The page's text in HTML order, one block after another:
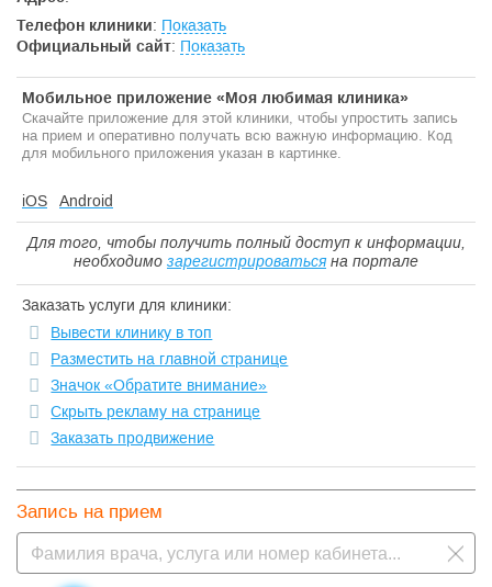
Телефон клиники: Показать
Официальный сайт: Показать
Мобильное приложение «Моя любимая клиника»
Скачайте приложение для этой клиники, чтобы упростить запись
на прием и оперативно получать всю важную информацию. Код
для мобильного приложения указан в картинке.
iOS Android
Для того, чтобы получить полный доступ к информации,
необходимо зарегистрироватьсяна портале
Заказать услуги для клиники:
Вывести клинику в топ
Разместить на главной странице
Значок «Обратите внимание»
Скрыть рекламу на странице
Заказать продвижение
Запись на прием